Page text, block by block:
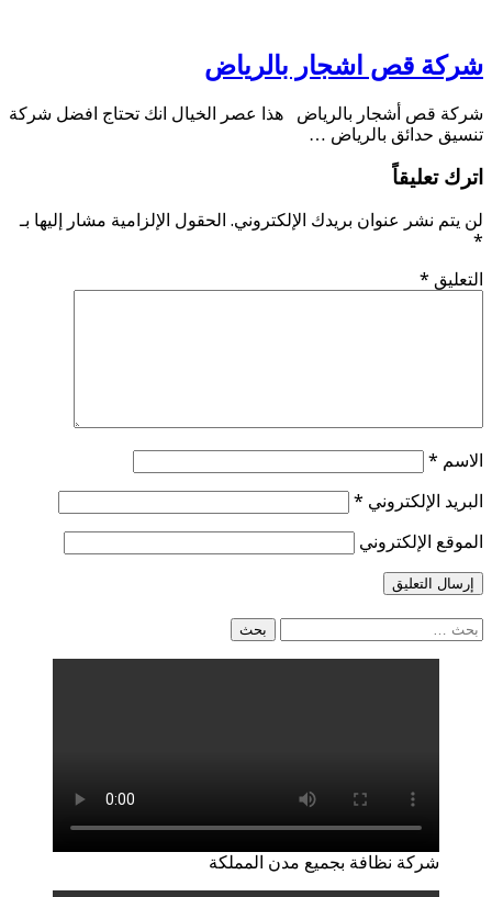
شركة قص اشجار بالرياض
شركة قص أشجار بالرياض هذا عصر الخيال انك تحتاج افضل شركة
تنسيق حدائق بالرياض …
اترك تعليقاً
لن يتم نشر عنوان بريدك الإلكتروني. الحقول الإلزامية مشار إليها بـ
*
التعليق *
الاسم *
البريد الإلكتروني *
الموقع الإلكتروني
البحث
عن:
شركة نظافة بجميع مدن المملكة